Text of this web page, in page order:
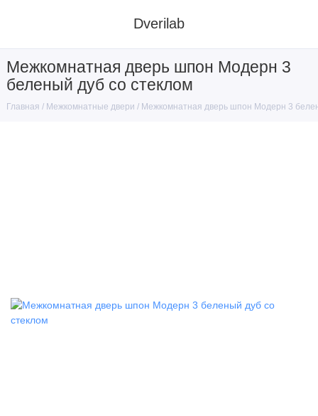
Dverilab
Межкомнатная дверь шпон Модерн 3
беленый дуб со стеклом
Главная Межкомнатные двери Межкомнатная дверь шпон Модерн 3